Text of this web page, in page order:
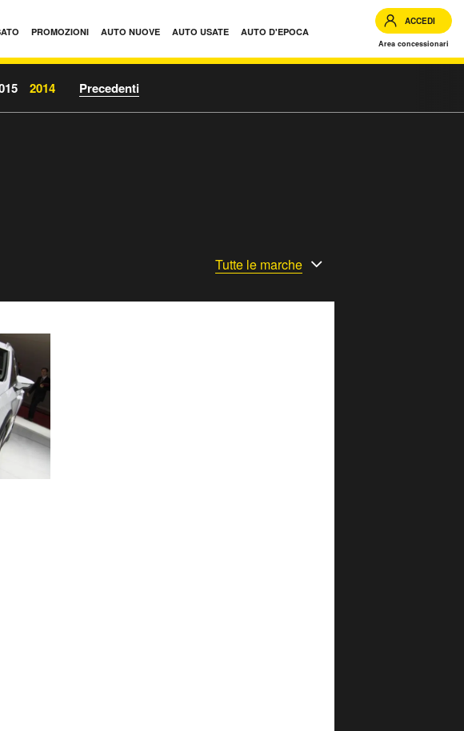
PROMOZIONI AUTO NUOVE AUTO USATE AUTO D'EPOCA
ACCEDI
Area concessionari
2014 Precedenti
Tutte le marche